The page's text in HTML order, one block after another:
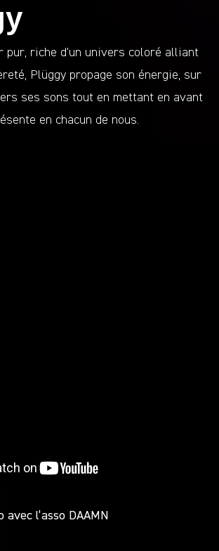
riche d’un univers coloré alliant
Plüggy propage son énergie, sur
ses sons tout en mettant en avant
en chacun de nous.
l’asso DAAMN